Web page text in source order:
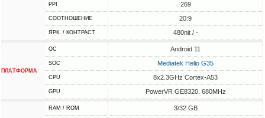
PPI 269
СООТНОШЕНИЕ 20:9
ЯРК. / КОНТРАСТ 480nit / -
ПЛАТФОРМА
ОС Android 11
SOC Mediatek Helio G35
CPU 8x2.3GHz Cortex-A53
GPU PowerVR GE8320, 680MHz
RAM / ROM 3/32 GB